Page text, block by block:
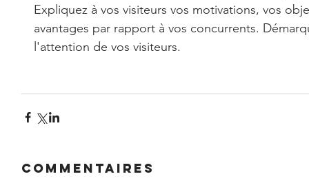
Expliquez à vos visiteurs vos motivations, vos
avantages par rapport à vos concurrents.
l'attention de vos visiteurs.
Commentaires